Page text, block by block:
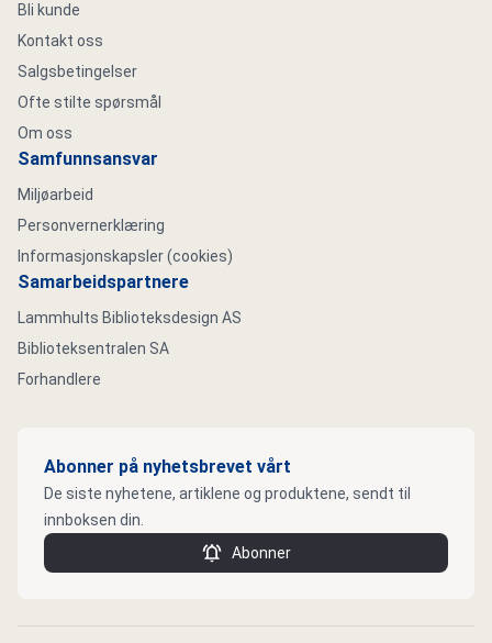
Bli kunde
Kontakt oss
Salgsbetingelser
Ofte stilte spørsmål
Om oss
Samfunnsansvar
Miljøarbeid
Personvernerklæring
Informasjonskapsler (cookies)
Samarbeidspartnere
Lammhults Biblioteksdesign AS
Biblioteksentralen SA
Forhandlere
Abonner på nyhetsbrevet vårt
De siste nyhetene, artiklene og produktene, sendt til
innboksen din.
Abonner